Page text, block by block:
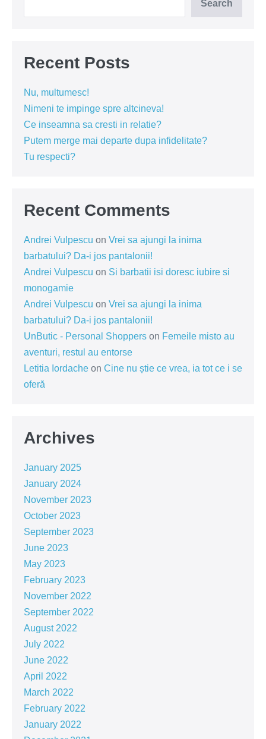
Search
Recent Posts
Nu, multumesc!
Nimeni te impinge spre altcineva!
Ce inseamna sa cresti in relatie?
Putem merge mai departe dupa infidelitate?
Tu respecti?
Recent Comments
Andrei Vulpescu on Vrei sa ajungi la inima
barbatului? Da-i jos pantalonii!
Andrei Vulpescu on Si barbatii isi doresc iubire si
monogamie
Andrei Vulpescu on Vrei sa ajungi la inima
barbatului? Da-i jos pantalonii!
UnButic - Personal Shoppers on Femeile misto au
aventuri, restul au entorse
Letitia Iordache on Cine nu știe ce vrea, ia tot ce i se
oferă
Archives
January 2025
January 2024
November 2023
October 2023
September 2023
June 2023
May 2023
February 2023
November 2022
September 2022
August 2022
July 2022
June 2022
April 2022
March 2022
February 2022
January 2022